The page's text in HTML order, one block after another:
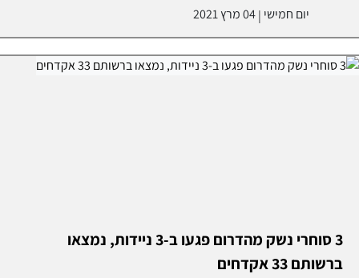
יום חמישי |04 מרץ 2021
3 סוחרי נשק מהדרום פגעו ב-3 ניידות, נמצאו
ברשותם 33 אקדחים